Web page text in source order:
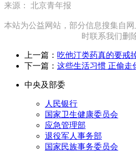
来源： 北京青年报
本站为公益网站，部分信息搜集自
时联系我们删
上一篇： 吃他汀类药真的要戒
下一篇： 这些生活习惯 正偷走
中央及部委
人民银行
国家卫生健康委员会
应急管理部
退役军人事务部
国家民族事务委员会